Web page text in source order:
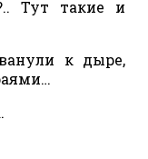
Тут такие и
к дыре,